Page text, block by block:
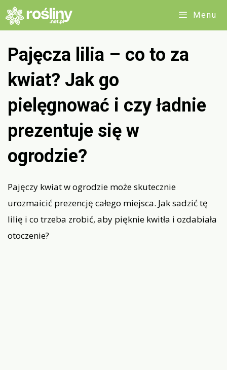
Przejdź
do
Menu
Pajęcza lilia – co to za
kwiat? Jak go
pielęgnować i czy ładnie
prezentuje się w
ogrodzie?
Pajęczy kwiat w ogrodzie może skutecznie
urozmaicić prezencję całego miejsca. Jak sadzić tę
lilię i co trzeba zrobić, aby pięknie kwitła i ozdabiała
otoczenie?